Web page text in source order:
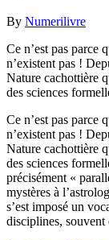
By Numerilivre
Ce n’est pas parce
n’existent pas !
Nature cachottière
des sciences
Ce n’est pas parce
n’existent pas !
Nature cachottière
des sciences
précisément «
mystères à
s’est imposé un
disciplines, souvent